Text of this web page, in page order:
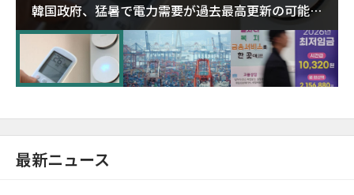
韓国政府、猛暑で電力需要が過去最高更新の可能性
に需給対応体制を点検
最新ニュース